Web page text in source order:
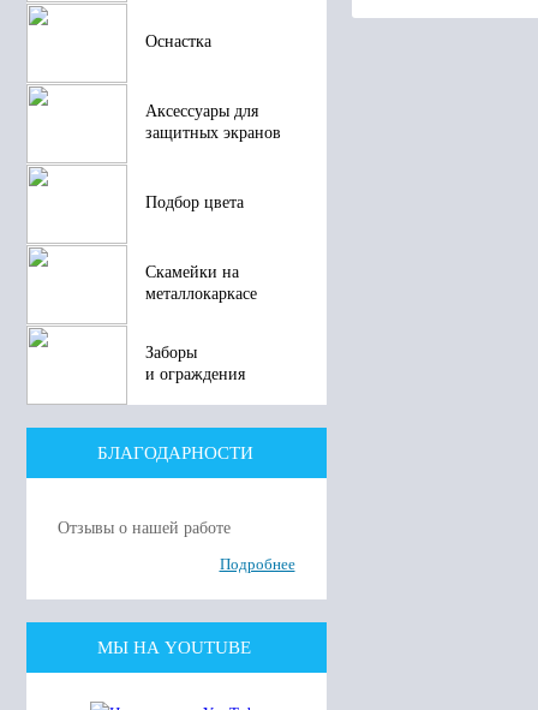
Оснастка
Аксессуары для
защитных экранов
Подбор цвета
Скамейки на
металлокаркасе
Заборы
и ограждения
БЛАГОДАРНОСТИ
Отзывы о нашей работе
Подробнее
МЫ НА YOUTUBE